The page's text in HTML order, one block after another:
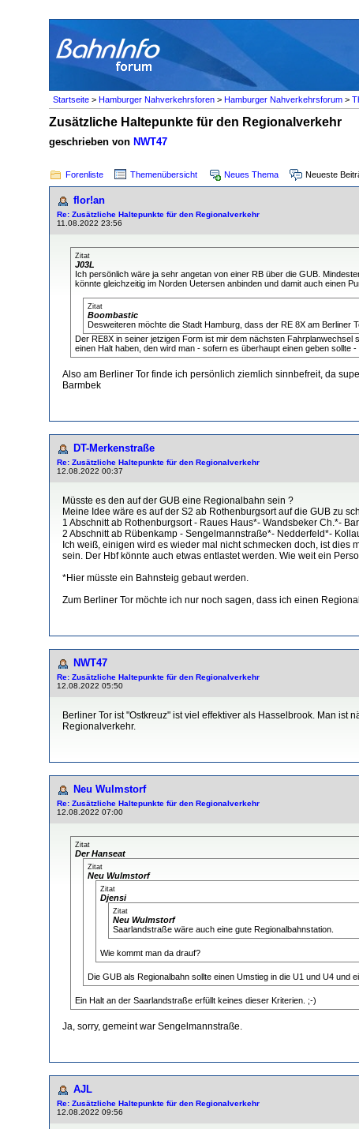
Startseite > Hamburger Nahverkehrsforen > Hamburger Nahverkehrsforum >
Zusätzliche Haltepunkte für den Regionalverkehr
geschrieben von NWT47
Forenliste Themenübersicht Neues Thema Neueste
flor!an
Re: Zusätzliche Haltepunkte für den Regionalverkehr
11.08.2022 23:56
Zitat
J03L
Ich persönlich wäre ja sehr angetan von einer RB über die GUB.
könnte gleichzeitig im Norden Uetersen anbinden und damit auch einen
Zitat
Boombastic
Desweiteren möchte die Stadt Hamburg, dass der RE 8X am Berliner
Der RE8X in seiner jetzigen Form ist mir dem nächsten
einen Halt haben, den wird man - sofern es überhaupt einen geben sollte
Also am Berliner Tor finde ich persönlich ziemlich sinnbefreit, da
Barmbek
DT-Merkenstraße
Re: Zusätzliche Haltepunkte für den Regionalverkehr
12.08.2022 00:37
Müsste es den auf der GUB eine Regionalbahn sein ?
Meine Idee wäre es auf der S2 ab Rothenburgsort auf die GUB zu
1 Abschnitt ab Rothenburgsort - Raues Haus*- Wandsbeker Ch.*-
2 Abschnitt ab Rübenkamp - Sengelmannstraße*- Nedderfeld*-
Ich weiß, einigen wird es wieder mal nicht schmecken doch, ist dies
sein. Der Hbf könnte auch etwas entlastet werden. Wie weit ein
*Hier müsste ein Bahnsteig gebaut werden.
Zum Berliner Tor möchte ich nur noch sagen, dass ich einen
NWT47
Re: Zusätzliche Haltepunkte für den Regionalverkehr
12.08.2022 05:50
Berliner Tor ist "Ostkreuz" ist viel effektiver als Hasselbrook. Man
Regionalverkehr.
Neu Wulmstorf
Re: Zusätzliche Haltepunkte für den Regionalverkehr
12.08.2022 07:00
Zitat
Der Hanseat
Zitat
Neu Wulmstorf
Zitat
Djensi
Zitat
Neu Wulmstorf
Saarlandstraße wäre auch eine gute Regionalbahnstation.
Wie kommt man da drauf?
Die GUB als Regionalbahn sollte einen Umstieg in die U1 und U4 und
Ein Halt an der Saarlandstraße erfüllt keines dieser Kriterien. ;-)
Ja, sorry, gemeint war Sengelmannstraße.
AJL
Re: Zusätzliche Haltepunkte für den Regionalverkehr
12.08.2022 09:56